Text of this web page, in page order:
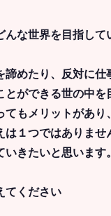
な世界を目指して
めたり、反対に
ができる世の中
もメリットがあ
１つではありませ
きたいと思います。
てください